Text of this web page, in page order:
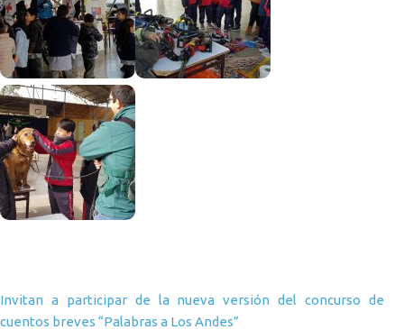
Navegación de entradas
Invitan a participar de la nueva versión del concurso de
cuentos breves “Palabras a Los Andes”